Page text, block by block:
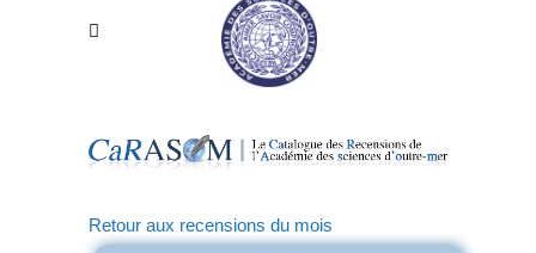
Retour aux recensions du mois